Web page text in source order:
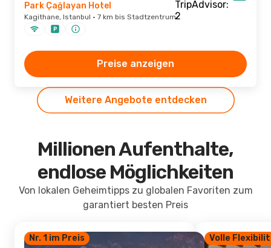
Park Çağlayan Hotel
Kagithane, Istanbul · 7 km bis Stadtzentrum
Preise anzeigen
Weitere Angebote entdecken
Millionen Aufenthalte,
endlose Möglichkeiten
Von lokalen Geheimtipps zu globalen Favoriten zum
garantiert besten Preis
Nr. 1 im Preis Volle